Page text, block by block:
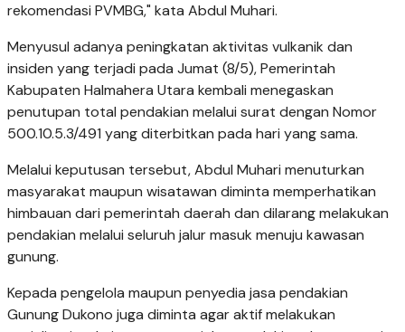
rekomendasi PVMBG," kata Abdul Muhari.
Menyusul adanya peningkatan aktivitas vulkanik dan
insiden yang terjadi pada Jumat (8/5), Pemerintah
Kabupaten Halmahera Utara kembali menegaskan
penutupan total pendakian melalui surat dengan Nomor
500.10.5.3/491 yang diterbitkan pada hari yang sama.
Melalui keputusan tersebut, Abdul Muhari menuturkan
masyarakat maupun wisatawan diminta memperhatikan
himbauan dari pemerintah daerah dan dilarang melakukan
pendakian melalui seluruh jalur masuk menuju kawasan
gunung.
Kepada pengelola maupun penyedia jasa pendakian
Gunung Dukono juga diminta agar aktif melakukan